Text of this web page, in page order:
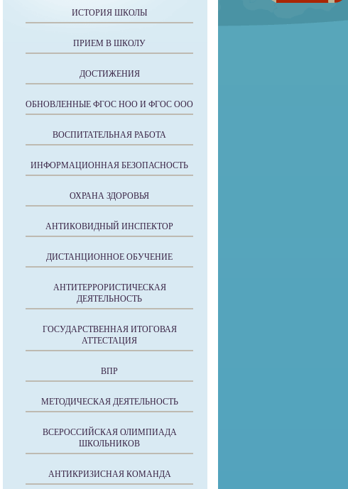
ИСТОРИЯ ШКОЛЫ
ПРИЕМ В ШКОЛУ
ДОСТИЖЕНИЯ
ОБНОВЛЕННЫЕ ФГОС НОО И ФГОС ООО
ВОСПИТАТЕЛЬНАЯ РАБОТА
ИНФОРМАЦИОННАЯ БЕЗОПАСНОСТЬ
ОХРАНА ЗДОРОВЬЯ
АНТИКОВИДНЫЙ ИНСПЕКТОР
ДИСТАНЦИОННОЕ ОБУЧЕНИЕ
АНТИТЕРРОРИСТИЧЕСКАЯ
ДЕЯТЕЛЬНОСТЬ
ГОСУДАРСТВЕННАЯ ИТОГОВАЯ
АТТЕСТАЦИЯ
ВПР
МЕТОДИЧЕСКАЯ ДЕЯТЕЛЬНОСТЬ
ВСЕРОССИЙСКАЯ ОЛИМПИАДА
ШКОЛЬНИКОВ
АНТИКРИЗИСНАЯ КОМАНДА